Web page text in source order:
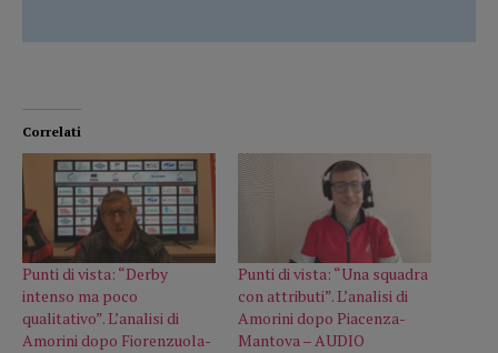
Correlati
Punti di vista: “Derby
intenso ma poco
qualitativo”. L’analisi di
Amorini dopo Fiorenzuola-
Punti di vista: “Una squadra
con attributi”. L’analisi di
Amorini dopo Piacenza-
Mantova – AUDIO